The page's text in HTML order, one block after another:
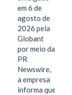
em 6 de
agosto de
2026 pela
Globant
por meio da
PR
Newswire,
a empresa
informa que